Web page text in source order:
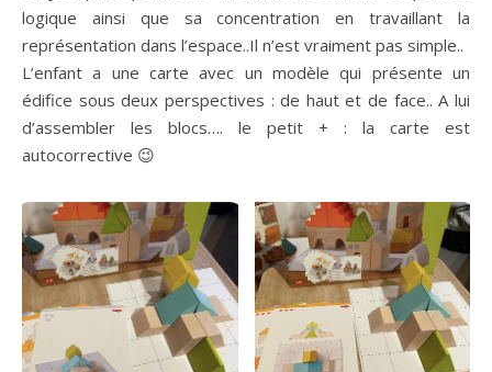
logique ainsi que sa concentration en travaillant la
représentation dans l’espace..Il n’est vraiment pas simple..
L’enfant a une carte avec un modèle qui présente un
édifice sous deux perspectives : de haut et de face.. A lui
d’assembler les blocs…. le petit + : la carte est
autocorrective 😉